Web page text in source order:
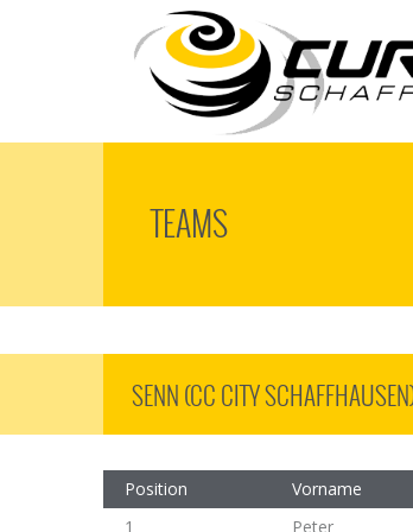
TEAMS
SENN (CC CITY
Position Vorname
1
Peter